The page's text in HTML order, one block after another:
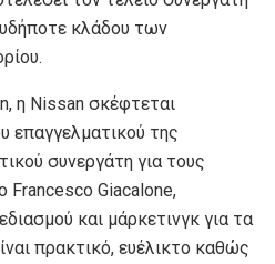
κλάδου των
η Nissan σκέφτεται
επαγγελματικού της
συνεργάτη για τους
Francesco Giacalone,
και μάρκετινγκ για τα
πρακτικό, ευέλικτο καθώς